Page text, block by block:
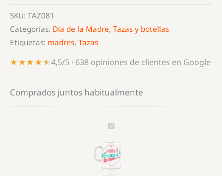
SKU: TAZ081
Categorías: Día de la Madre, Tazas y botellas
Etiquetas: madres, Tazas
★★★★★
★★★★★4,5/5 · 638 opiniones de clientes en Google
Comprados juntos habitualmente
Taza
mamá
guapa